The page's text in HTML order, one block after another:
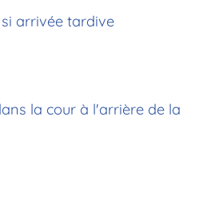
arrivée tardive
la cour à l'arrière de la